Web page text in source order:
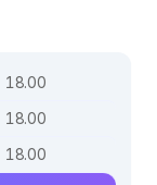
18.00
18.00
18.00